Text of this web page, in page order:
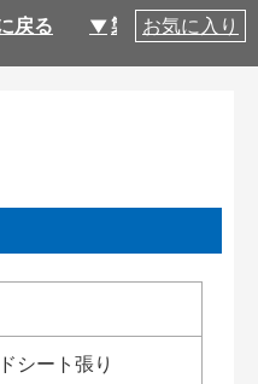
戻る 製品仕様
お気に入り
シート張り